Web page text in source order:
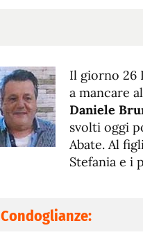
Il giorno 26
a mancare
Daniele
svolti oggi
Abate. Al
Stefania e i
Condoglianze: